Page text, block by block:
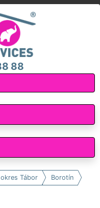
88
okres Tábor Borotín